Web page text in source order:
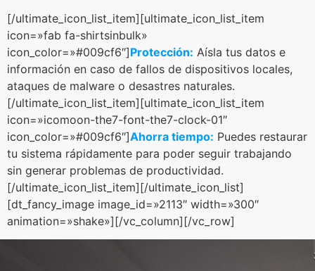
[/ultimate_icon_list_item][ultimate_icon_list_item
icon=»fab fa-shirtsinbulk»
icon_color=»#009cf6″]Protección: Aísla tus datos e
información en caso de fallos de dispositivos locales,
ataques de malware o desastres naturales.
[/ultimate_icon_list_item][ultimate_icon_list_item
icon=»icomoon-the7-font-the7-clock-01″
icon_color=»#009cf6″]Ahorra tiempo: Puedes restaurar
tu sistema rápidamente para poder seguir trabajando
sin generar problemas de productividad.
[/ultimate_icon_list_item][/ultimate_icon_list]
[dt_fancy_image image_id=»2113″ width=»300″
animation=»shake»][/vc_column][/vc_row]